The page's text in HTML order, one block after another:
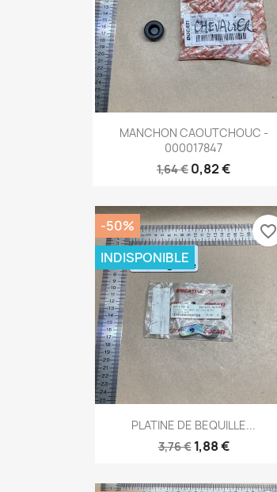
Aperçu rapide
MANCHON CAOUTCHOUC -
000017847
1,64 € 0,82 €
Aperçu rapide
PLATINE DE BEQUILLE...
3,76 € 1,88 €
-50%
INDISPONIBLE
favorite_border